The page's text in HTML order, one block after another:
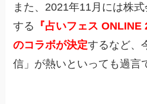
また、2021年11月には株
する
『占いフェス
のコラボが決定するなど、
信」が熱いといっても過言